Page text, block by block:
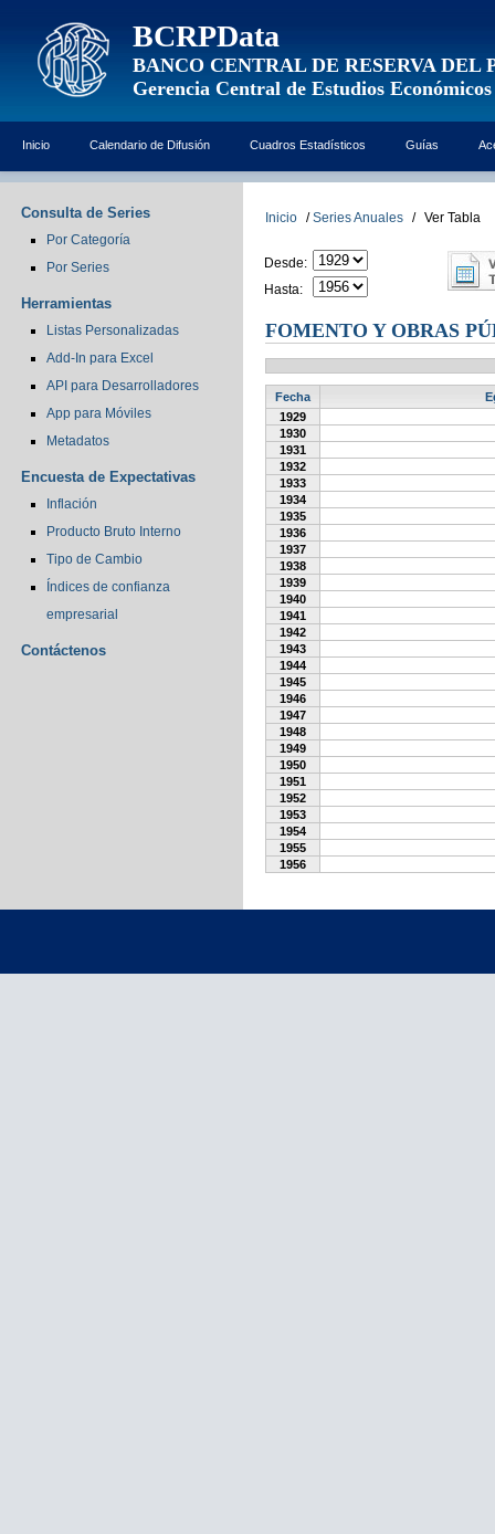
BCRPData
BANCO CENTRAL DE RESERVA DEL
Gerencia Central de Estudios Económicos
Inicio Calendario de Difusión Cuadros Estadísticos Guías
Consulta de Series
Por Categoría
Por Series
Herramientas
Listas Personalizadas
Add-In para Excel
API para Desarrolladores
App para Móviles
Metadatos
Encuesta de Expectativas
Inflación
Producto Bruto Interno
Tipo de Cambio
Índices de confianza
empresarial
Contáctenos
Inicio / Series Anuales / Ver Tabla
Desde:
Hasta:
FOMENTO Y OBRAS
Fecha
1929
1930
1931
1932
1933
1934
1935
1936
1937
1938
1939
1940
1941
1942
1943
1944
1945
1946
1947
1948
1949
1950
1951
1952
1953
1954
1955
1956